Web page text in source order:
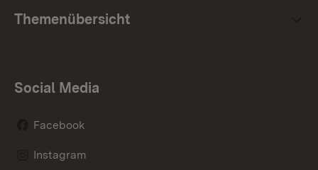
Themenübersicht
Social Media
Facebook
Instagram